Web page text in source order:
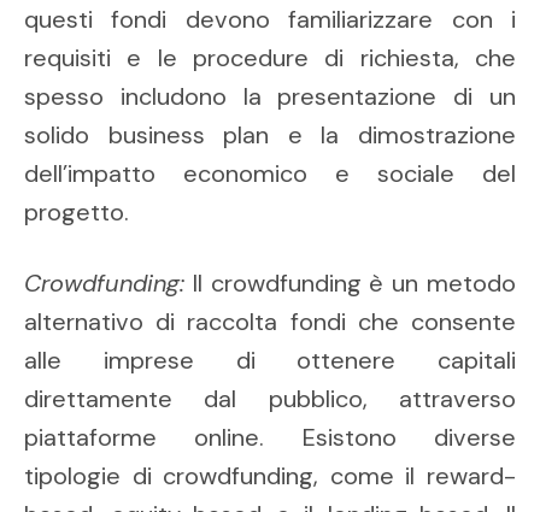
questi fondi devono familiarizzare con i
requisiti e le procedure di richiesta, che
spesso includono la presentazione di un
solido business plan e la dimostrazione
dell’impatto economico e sociale del
progetto.
Crowdfunding: Il crowdfunding è un metodo
alternativo di raccolta fondi che consente
alle imprese di ottenere capitali
direttamente dal pubblico, attraverso
piattaforme online. Esistono diverse
tipologie di crowdfunding, come il reward-